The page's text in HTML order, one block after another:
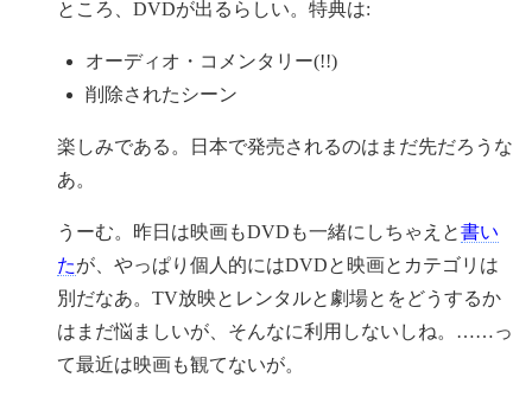
ところ、DVDが出るらしい。特典は:
オーディオ・コメンタリー(!!)
削除されたシーン
楽しみである。日本で発売されるのはまだ先だろうな
あ。
うーむ。昨日は映画もDVDも一緒にしちゃえと書い
たが、やっぱり個人的にはDVDと映画とカテゴリは
別だなあ。TV放映とレンタルと劇場とをどうするか
はまだ悩ましいが、そんなに利用しないしね。……っ
て最近は映画も観てないが。